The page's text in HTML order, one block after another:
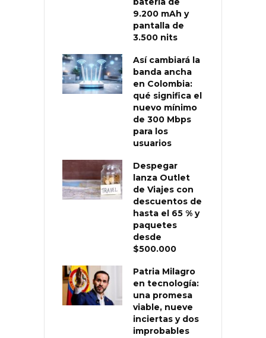
9.200 mAh y
pantalla de
3.500 nits
Así cambiará la
banda ancha
en Colombia:
qué significa el
nuevo mínimo
de 300 Mbps
para los
usuarios
Despegar
lanza Outlet
de Viajes con
descuentos de
hasta el 65 % y
paquetes
desde
$500.000
Patria Milagro
en tecnología:
una promesa
viable, nueve
inciertas y dos
improbables